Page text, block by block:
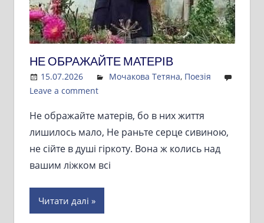
НЕ ОБРАЖАЙТЕ МАТЕРІВ
15.07.2026 Admin
Мочакова Тетяна, Поезія
Leave a comment
Не ображайте матерів, бо в них життя
лишилось мало, Не раньте серце сивиною,
не сійте в душі гіркоту. Вона ж колись над
вашим ліжком всі
Читати далі